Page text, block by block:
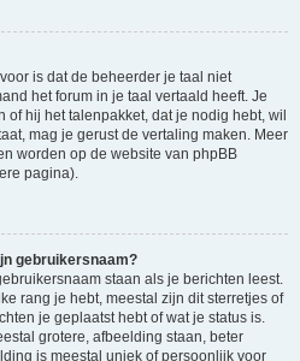
is dat de beheerder je taal niet
het forum in je taal vertaald heeft. Je
hij het talenpakket, dat je nodig hebt, wil
mag je gerust de vertaling maken. Meer
worden op de website van phpBB
pagina).
gebruikersnaam?
staan als je berichten leest.
rang je hebt, meestal zijn dit sterretjes of
je geplaatst hebt of wat je status is.
grotere, afbeelding staan, beter
is meestal uniek of persoonlijk voor